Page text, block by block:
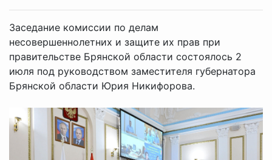
Заседание комиссии по делам
несовершеннолетних и защите их прав при
правительстве Брянской области состоялось 2
июля под руководством заместителя губернатора
Брянской области Юрия Никифорова.